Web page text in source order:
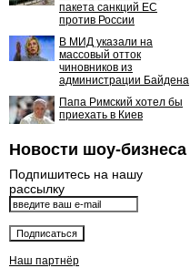
пакета санкций ЕС
против России
В МИД указали на
массовый отток
чиновников из
администрации Байдена
Папа Римский хотел бы
приехать в Киев
Новости шоу-бизнеса
Подпишитесь на нашу
рассылку
Наш партнёр